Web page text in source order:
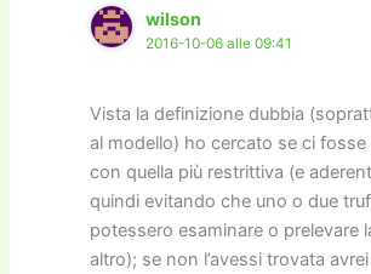
wilson
2016-10-06 alle 09:41
Vista la definizione dubbia
al modello) ho cercato se ci fosse
con quella più restrittiva (e
quindi evitando che uno o due
potessero esaminare o prelevare
altro); se non l’avessi trovata